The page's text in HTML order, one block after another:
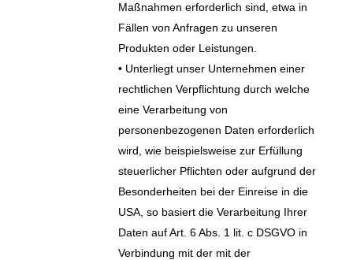
Maßnahmen erforderlich sind, etwa in
Fällen von Anfragen zu unseren
Produkten oder Leistungen.
• Unterliegt unser Unternehmen einer
rechtlichen Verpflichtung durch welche
eine Verarbeitung von
personenbezogenen Daten erforderlich
wird, wie beispielsweise zur Erfüllung
steuerlicher Pflichten oder aufgrund der
Besonderheiten bei der Einreise in die
USA, so basiert die Verarbeitung Ihrer
Daten auf Art. 6 Abs. 1 lit. c DSGVO in
Verbindung mit der mit der